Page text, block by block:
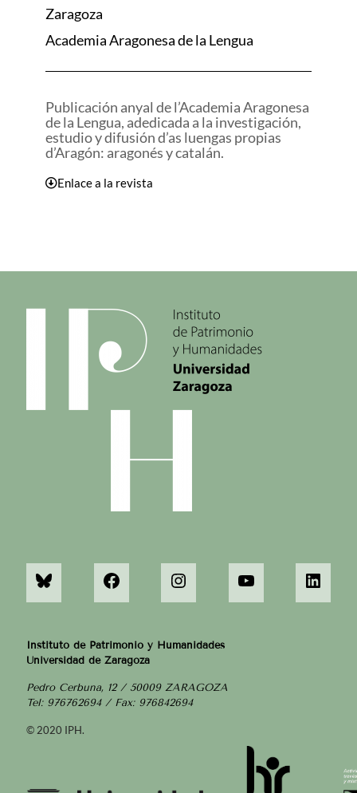
Zaragoza
Academia Aragonesa de la Lengua
Publicación anyal de l’Academia Aragonesa
de la Lengua, adedicada a la investigación,
estudio y difusión d’as luengas propias
d’Aragón: aragonés y catalán.
Enlace a la revista
Instituto de Patrimonio y Humanidades
Universidad de Zaragoza
Pedro Cerbuna, 12 / 50009 ZARAGOZA
Tel: 976762694 / Fax: 976842694
© 2020 IPH.